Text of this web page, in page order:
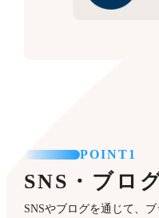
POINT1
SNS・ブロ
SNSやブログを通じて、